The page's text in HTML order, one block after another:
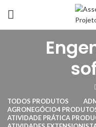
TODOS PRODUTOS
AGRONEGÓCIO4
ATIVIDADE PRÁTICA